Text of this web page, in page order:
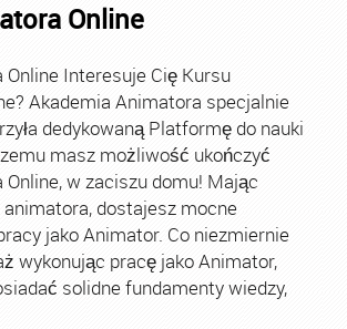
Online
Interesuje Cię Kursu
Akademia Animatora specjalnie
dedykowaną Platformę do nauki
masz możliwość ukończyć
w zaciszu domu! Mając
animatora, dostajesz mocne
jako Animator. Co niezmiernie
wykonując pracę jako Animator,
solidne fundamenty wiedzy,